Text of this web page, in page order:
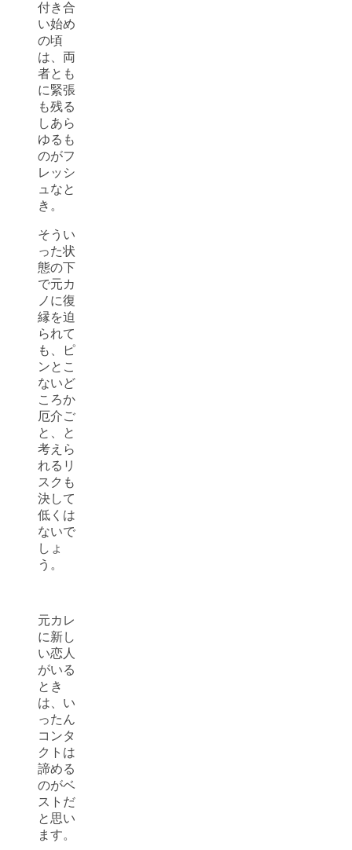
付き合
い始め
の頃
は、両
者とも
に緊張
も残る
しあら
ゆるも
のがフ
レッシ
ュなと
き。
そうい
った状
態の下
で元カ
ノに復
縁を迫
られて
も、ピ
ンとこ
ないど
ころか
厄介ご
と、と
考えら
れるリ
スクも
決して
低くは
ないで
しょ
う。
元カレ
に新し
い恋人
がいる
とき
は、い
ったん
コンタ
クトは
諦める
のがベ
ストだ
と思い
ます。